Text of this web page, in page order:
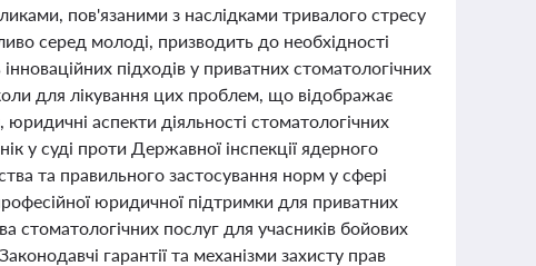
пов'язаними з наслідками тривалого стресу
серед молоді, призводить до необхідності
підходів у приватних стоматологічних
для лікування цих проблем, що відображає
аспекти діяльності стоматологічних
у суді проти Державної інспекції ядерного
та правильного застосування норм у сфері
юридичної підтримки для приватних
стоматологічних послуг для учасників бойових
гарантії та механізми захисту прав